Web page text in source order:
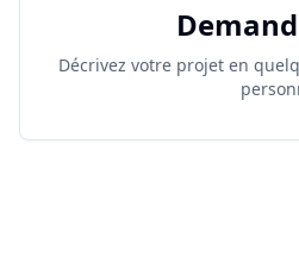
Décrivez votre projet en